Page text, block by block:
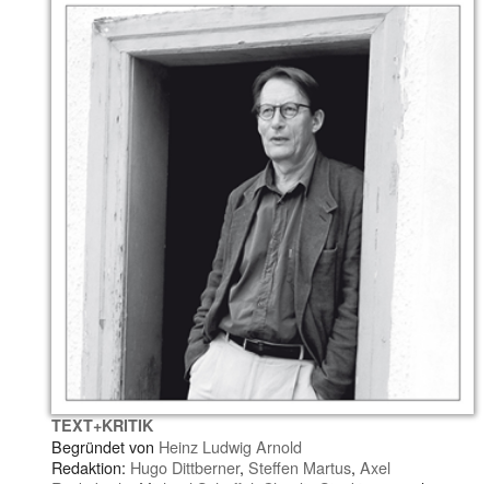
TEXT+KRITIK
Begründet von Heinz Ludwig Arnold
Redaktion: Hugo Dittberner, Steffen Martus, Axel